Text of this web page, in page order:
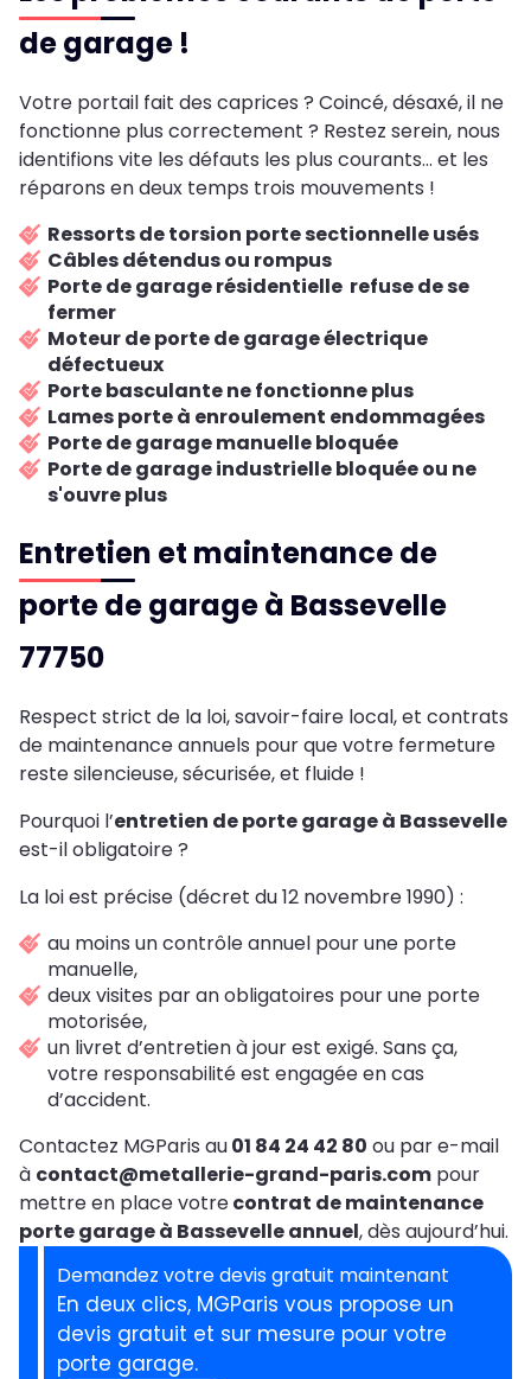
de garage !
Votre portail fait des caprices ? Coincé, désaxé, il ne
fonctionne plus correctement ? Restez serein, nous
identifions vite les défauts les plus courants... et les
réparons en deux temps trois mouvements !
Ressorts de torsion porte sectionnelle usés
Câbles détendus ou rompus
Porte de garage résidentielle refuse de se
fermer
Moteur de porte de garage électrique
défectueux
Porte basculante ne fonctionne plus
Lames porte à enroulement endommagées
Porte de garage manuelle bloquée
Porte de garage industrielle bloquée ou ne
s'ouvre plus
Entretien et maintenance de
porte de garage à Bassevelle
77750
Respect strict de la loi, savoir-faire local, et contrats
de maintenance annuels pour que votre fermeture
reste silencieuse, sécurisée, et fluide !
Pourquoi l’entretien de porte garage à Bassevelle
est-il obligatoire ?
La loi est précise (décret du 12 novembre 1990) :
au moins un contrôle annuel pour une porte
manuelle,
deux visites par an obligatoires pour une porte
motorisée,
un livret d’entretien à jour est exigé. Sans ça,
votre responsabilité est engagée en cas
d’accident.
Contactez MGParis au01 84 24 42 80 ou par e-mail
à contact@metallerie-grand-paris.com pour
mettre en place votrecontrat de maintenance
porte garage à Bassevelle annuel, dès aujourd’hui.
Demandez votre devis gratuit maintenant
En deux clics, MGParis vous propose un
devis gratuit et sur mesure pour votre
porte garage.